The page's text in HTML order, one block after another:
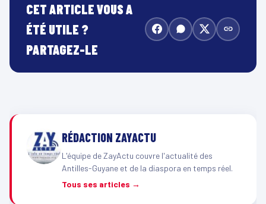
CET ARTICLE VOUS A
ÉTÉ UTILE ?
PARTAGEZ-LE
RÉDACTION ZAYACTU
L'équipe de ZayActu couvre l'actualité des
Antilles-Guyane et de la diaspora en temps réel.
Tous ses articles →